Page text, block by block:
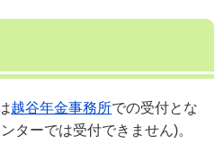
越谷年金事務所での受付とな
ターでは受付できません)。